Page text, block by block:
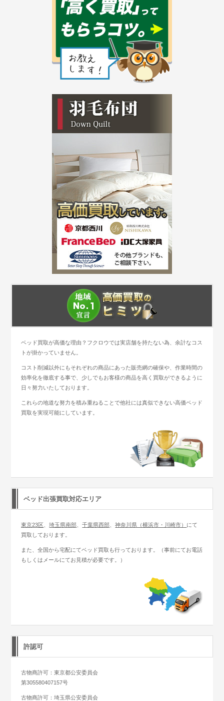
ベッド買取が高価な理由？フクロウでは実店舗を持たない為、余計なコス
トが掛かっていません。
コスト削減以外にもそれぞれの商品にあった販売網の確保や、作業時間の
効率化を徹底する事で、少しでもお客様の商品を高く買取ができるように
日々努力いたしております。
これらの地道な努力を積み重ねることで他社には真似できない高価ベッド
買取を実現可能にしています。
ベッド出張買取対応エリア
東京23区 、埼玉県南部 、千葉県西部 、神奈川県（横浜市・川崎市） にて
買取しております。
また、全国から宅配にてベッド買取も行っております。（事前にてお電話
もしくはメールにてお見積が必要です。）
許認可
古物商許可：東京都公安委員会
第305580407157号
古物商許可：埼玉県公安委員会